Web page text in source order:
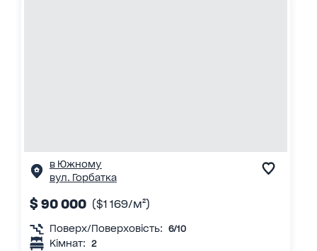
в Южному
вул. Горбатка
$ 90 000 ($1 169/м²)
Поверх/Поверховість: 6/10
Кімнат: 2